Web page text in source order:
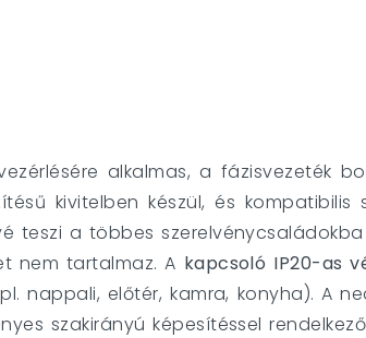
alkalmas, a fázisvezeték
kivitelben készül, és kompatibilis
teszi a többes
nem tartalmaz. A kapcsoló IP20-as
nappali, előtér, kamra, konyha). A
szakirányú képesítéssel